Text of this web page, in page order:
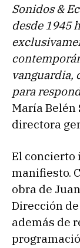
Sonidos &
desde 1945
vanguardia,
para
María Belén
directora
El concierto
manifiesto.
obra de
Dirección
además de